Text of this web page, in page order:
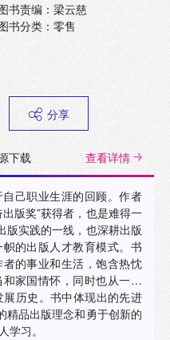
书责编：梁云慈
书分类：零售
分享
下载 查看详情
己职业生涯的回顾。作者
版奖”获得者，也是难得一
版实践的一线，也深耕出版
的出版人才教育模式。书
的事业和生活，饱含热忱
家国情怀，同时也从一个
历史。书中体现出的先进
精品出版理念和勇于创新的
学习。